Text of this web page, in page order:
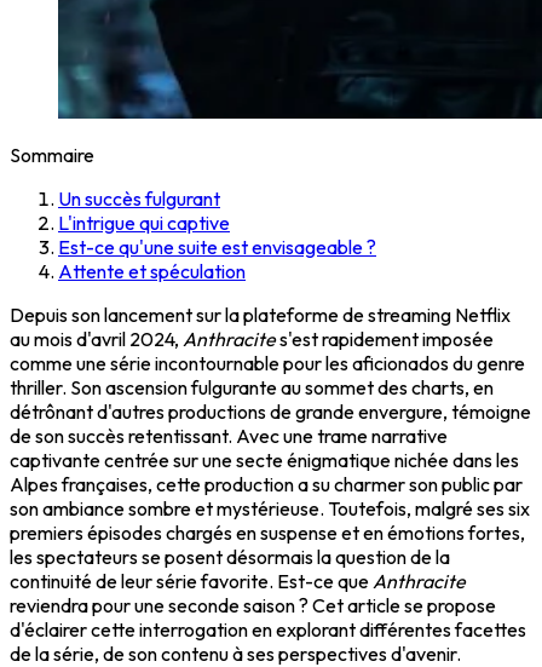
Sommaire
Un succès fulgurant
L'intrigue qui captive
Est-ce qu'une suite est envisageable ?
Attente et spéculation
Depuis son lancement sur la plateforme de streaming Netflix
au mois d'avril 2024, Anthracites'est rapidement imposée
comme une série incontournable pour les aficionados du genre
thriller. Son ascension fulgurante au sommet des charts, en
détrônant d'autres productions de grande envergure, témoigne
de son succès retentissant. Avec une trame narrative
captivante centrée sur une secte énigmatique nichée dans les
Alpes françaises, cette production a su charmer son public par
son ambiance sombre et mystérieuse. Toutefois, malgré ses six
premiers épisodes chargés en suspense et en émotions fortes,
les spectateurs se posent désormais la question de la
continuité de leur série favorite. Est-ce que Anthracite
reviendra pour une seconde saison ? Cet article se propose
d'éclairer cette interrogation en explorant différentes facettes
de la série, de son contenu à ses perspectives d'avenir.